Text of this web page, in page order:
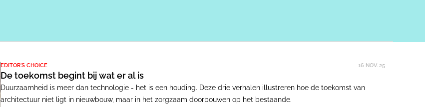
EDITOR'S CHOICE 16 NOV. 25
De toekomst begint bij wat er al is
Duurzaamheid is meer dan technologie - het is een houding. Deze drie verhalen illustreren hoe de toekomst van
architectuur niet ligt in nieuwbouw, maar in het zorgzaam doorbouwen op het bestaande.